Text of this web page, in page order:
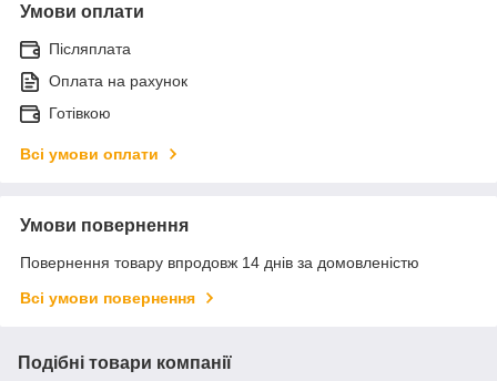
Умови оплати
Післяплата
Оплата на рахунок
Готівкою
Всі умови оплати
Умови повернення
Повернення товару впродовж 14 днів за домовленістю
Всі умови повернення
Подібні товари компанії